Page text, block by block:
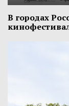
В городах